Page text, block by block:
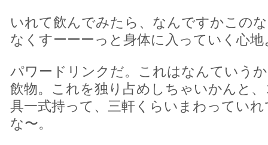
いれて飲んでみたら、なんですかこの
なくすーーーっと身体に入っていく心
パワードリンクだ。これはなんていう
飲物。これを独り占めしちゃいかんと
具一式持って、三軒くらいまわってい
な〜。